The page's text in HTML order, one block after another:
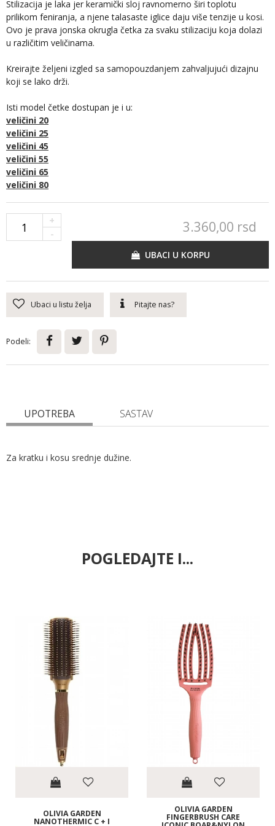
Stilizacija je laka jer keramički sloj ravnomerno širi toplotu
prilikom feniranja, a njene talasaste iglice daju više tenzije u kosi.
Ovo je prava jonska okrugla četka za svaku stilizaciju koja dolazi
u različitim veličinama.
Kreirajte željeni izgled sa samopouzdanjem zahvaljujući dizajnu
koji se lako drži.
Isti model četke dostupan je i u:
veličini 20
veličini 25
veličini 45
veličini 55
veličini 65
veličini 80
+
-
3.360,00 rsd
UBACI U KORPU
Ubaci u listu želja Pitajte nas?
Podeli:
UPOTREBA SASTAV
Za kratku i kosu srednje dužine.
POGLEDAJTE I...
OLIVIA GARDEN
NANOTHERMIC C + I
OLIVIA GARDEN
FINGERBRUSH CARE